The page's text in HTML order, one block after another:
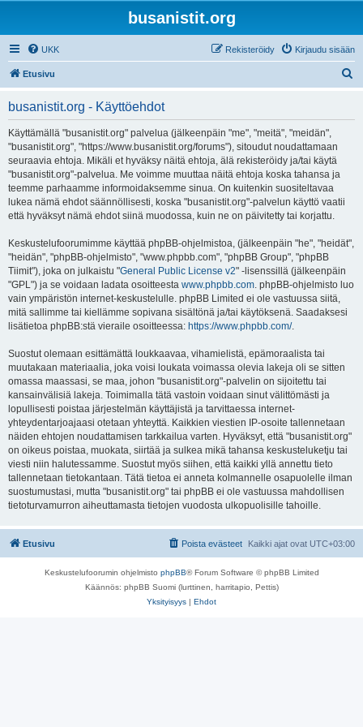
busanistit.org
UKK Kirjaudu sisään
Rekisteröidy
Etusivu
busanistit.org - Käyttöehdot
Käyttämällä "busanistit.org" palvelua (jälkeenpäin "me", "meitä", "meidän",
"busanistit.org", "https://www.busanistit.org/forums"), sitoudut noudattamaan
seuraavia ehtoja. Mikäli et hyväksy näitä ehtoja, älä rekisteröidy ja/tai käytä
"busanistit.org"-palvelua. Me voimme muuttaa näitä ehtoja koska tahansa ja
teemme parhaamme informoidaksemme sinua. On kuitenkin suositeltavaa
lukea nämä ehdot säännöllisesti, koska "busanistit.org"-palvelun käyttö vaatii
että hyväksyt nämä ehdot siinä muodossa, kuin ne on päivitetty tai korjattu.
Keskustelufoorumimme käyttää phpBB-ohjelmistoa, (jälkeenpäin "he", "heidät",
"heidän", "phpBB-ohjelmisto", "www.phpbb.com", "phpBB Group", "phpBB
Tiimit"), joka on julkaistu "General Public License v2" -lisenssillä (jälkeenpäin
"GPL") ja se voidaan ladata osoitteesta www.phpbb.com. phpBB-ohjelmisto luo
vain ympäristön internet-keskustelulle. phpBB Limited ei ole vastuussa siitä,
mitä sallimme tai kiellämme sopivana sisältönä ja/tai käytöksenä. Saadaksesi
lisätietoa phpBB:stä vieraile osoitteessa: https://www.phpbb.com/.
Suostut olemaan esittämättä loukkaavaa, vihamielistä, epämoraalista tai
muutakaan materiaalia, joka voisi loukata voimassa olevia lakeja oli se sitten
omassa maassasi, se maa, johon "busanistit.org"-palvelin on sijoitettu tai
kansainvälisiä lakeja. Toimimalla tätä vastoin voidaan sinut välittömästi ja
lopullisesti poistaa järjestelmän käyttäjistä ja tarvittaessa internet-
yhteydentarjoajaasi otetaan yhteyttä. Kaikkien viestien IP-osoite tallennetaan
näiden ehtojen noudattamisen tarkkailua varten. Hyväksyt, että "busanistit.org"
on oikeus poistaa, muokata, siirtää ja sulkea mikä tahansa keskusteluketju tai
viesti niin halutessamme. Suostut myös siihen, että kaikki yllä annettu tieto
tallennetaan tietokantaan. Tätä tietoa ei anneta kolmannelle osapuolelle ilman
suostumustasi, mutta "busanistit.org" tai phpBB ei ole vastuussa mahdollisen
tietoturvamurron aiheuttamasta tietojen vuodosta ulkopuolisille tahoille.
Etusivu Kaikki ajat ovat UTC+03:00
Poista evästeet
Keskustelufoorumin ohjelmisto phpBB® Forum Software © phpBB Limited
Käännös: phpBB Suomi (lurttinen, harritapio, Pettis)
Yksityisyys | Ehdot